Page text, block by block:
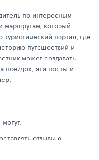
по интересным
маршрутам, который
туристический портал, где
путешествий и
может создавать
поездок, эти посты и
отзывы о